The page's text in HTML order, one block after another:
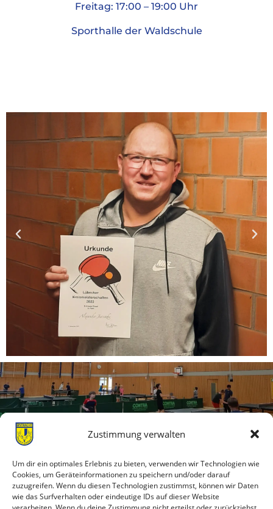
Zustimmung verwalten
Um dir ein optimales Erlebnis zu bieten, verwenden wir Technologien wie
Cookies, um Geräteinformationen zu speichern und/oder darauf
zuzugreifen. Wenn du diesen Technologien zustimmst, können wir Daten
wie das Surfverhalten oder eindeutige IDs auf dieser Website
Freitag: 17:00 – 19:00 Uhr
Sporthalle der Waldschule
Groß Grönau | geschaeftsstelle@tsv-eintracht.de |
04509 / 16 56
Geschäftszeiten Büro: Mittwochs 18 – 20 Uhr